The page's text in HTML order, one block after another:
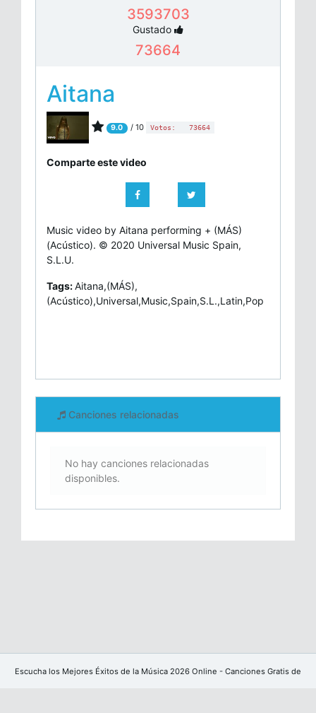
3593703
Gustado
73664
Aitana
9.0 / 10 Votos: 73664
Comparte este video
Music video by Aitana performing + (MÁS)
(Acústico). © 2020 Universal Music Spain,
S.L.U.
Tags:Aitana,(MÁS),
(Acústico),Universal,Music,Spain,S.L.,Latin,Pop
Canciones relacionadas
No hay canciones relacionadas
disponibles.
Escucha los Mejores Éxitos de la Música 2026 Online - Canciones Gratis de